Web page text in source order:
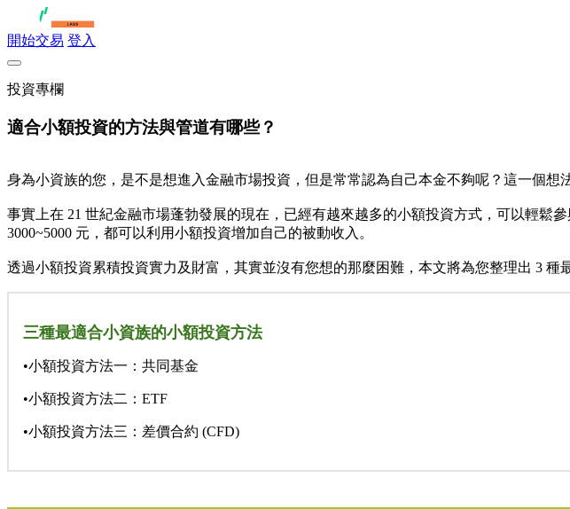
開始交易 登入
投資專欄
適合小額投資的方法與管道有哪些？
身為小資族的您，是不是想進入金融市場投資，但是常常認為自己本金不夠呢？這一個想
事實上在 21 世紀金融市場蓬勃發展的現在，已經有越來越多的小額投資方式，可以輕
3000~5000 元，都可以利用小額投資增加自己的被動收入。
透過小額投資累積投資實力及財富，其實並沒有您想的那麼困難，本文將為您整理出 3 種
三種最適合小資族的小額投資方法
•小額投資方法一：共同基金
•小額投資方法二：ETF
•小額投資方法三：差價合約 (CFD)